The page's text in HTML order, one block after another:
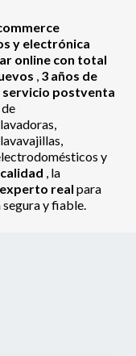
y electrónica
online con total
, 3 años de
servicio postventa
y
calidad , la
real para
y fiable.